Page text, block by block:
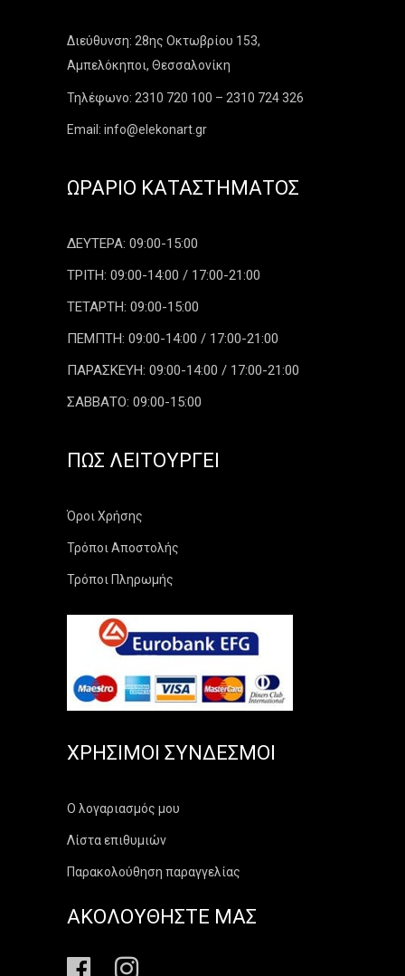
Διεύθυνση: 28ης Οκτωβρίου 153,
Αμπελόκηποι, Θεσσαλονίκη
Τηλέφωνο: 2310 720 100 – 2310 724 326
Email: info@elekonart.gr
ΩΡΆΡΙΟ ΚΑΤΑΣΤΉΜΑΤΟΣ
ΔΕΥΤΕΡΑ: 09:00-15:00
ΤΡΙΤΗ: 09:00-14:00 / 17:00-21:00
ΤΕΤΑΡΤΗ: 09:00-15:00
ΠΕΜΠΤΗ: 09:00-14:00 / 17:00-21:00
ΠΑΡΑΣΚΕΥΗ: 09:00-14:00 / 17:00-21:00
ΣΑΒΒΑΤΟ: 09:00-15:00
ΠΏΣ ΛΕΙΤΟΥΡΓΕΊ
Όροι Χρήσης
Τρόποι Αποστολής
Τρόποι Πληρωμής
ΧΡΉΣΙΜΟΙ ΣΎΝΔΕΣΜΟΙ
Ο λογαριασμός μου
Λίστα επιθυμιών
Παρακολούθηση παραγγελίας
ΑΚΟΛΟΥΘΗΣΤΕ ΜΑΣ